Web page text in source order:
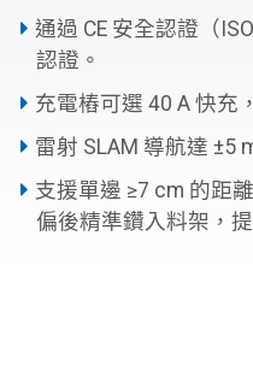
通過 CE 安全認證（
認證。
充電樁可選 40 A 快充
雷射 SLAM 導航達 ±5
支援單邊 ≥7 cm 的距
偏後精準鑽入料架，